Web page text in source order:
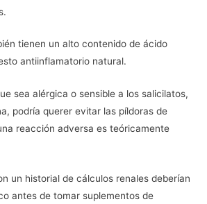
tienen un alto contenido de ácido
antiinflamatorio natural.
sea alérgica o sensible a los salicilatos,
podría querer evitar las píldoras de
reacción adversa es teóricamente
un historial de cálculos renales deberían
antes de tomar suplementos de